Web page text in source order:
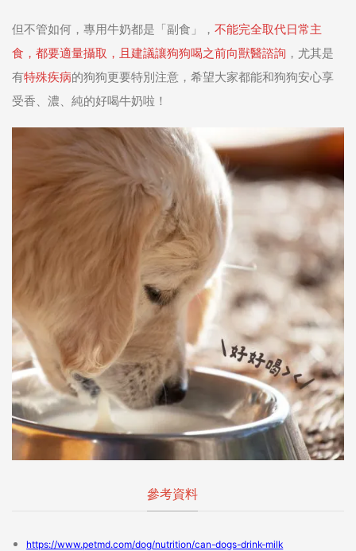
但不管如何，專用牛奶都是「副食」， 不能完全取代日常主
食，都要適量攝取 ，且建議讓狗狗喝之前向獸醫諮詢 ，尤其是
有特殊疾病的狗狗更要特別注意，希望大家都能和狗狗安心享
受香、濃、純的好喝牛奶啦！
參考資料
https://www.petmd.com/dog/nutrition/can-dogs-drink-milk